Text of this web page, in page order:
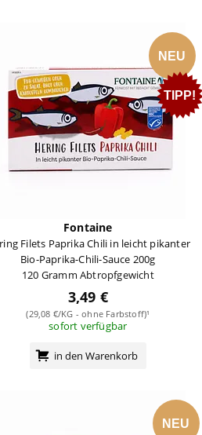
NEU
TIPP!
Fontaine
Filets Paprika Chili in leicht pikanter
Bio-Paprika-Chili-Sauce 200g
120 Gramm Abtropfgewicht
3,49 €
(29,08 €/KG - ohne Farbstoff)¹
sofort verfügbar
in den Warenkorb
NEU